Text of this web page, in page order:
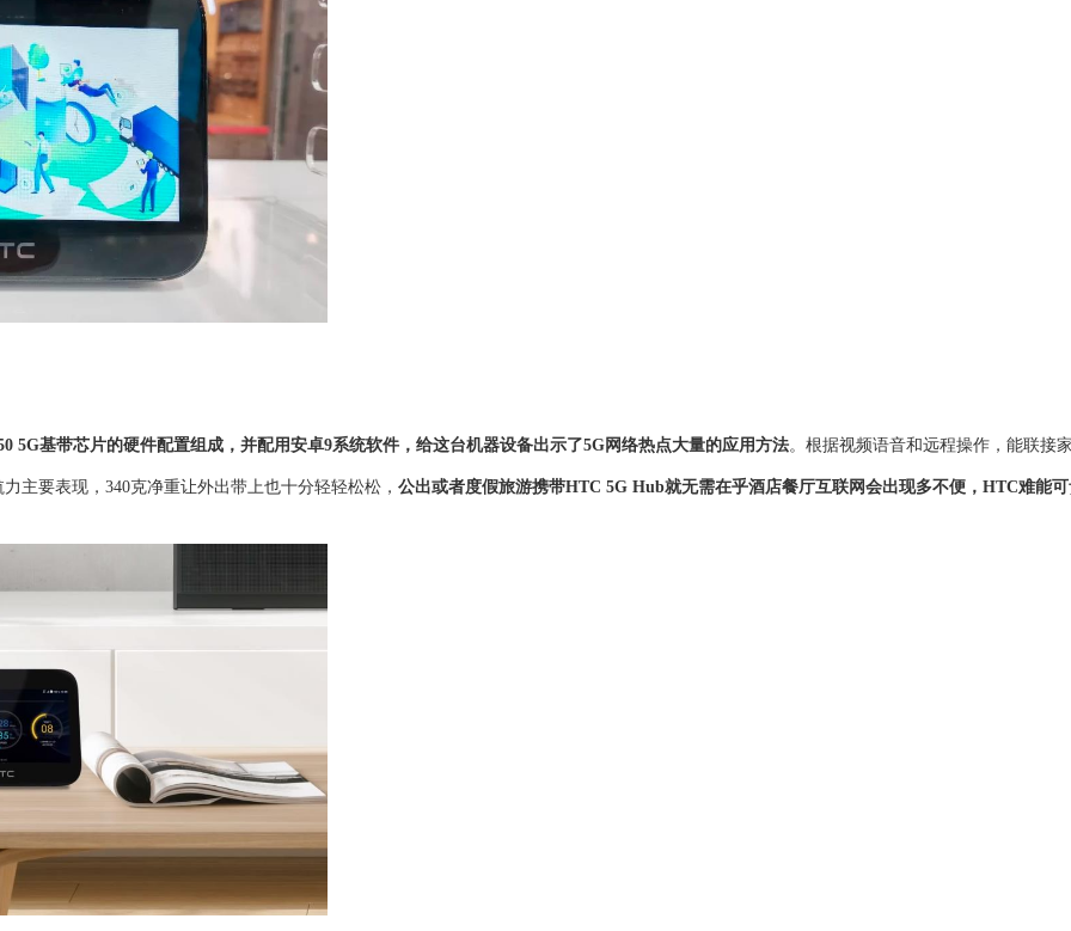
5G基带芯片的硬件配置组成，并配用安卓9系统软件，给这台机器设备出示了5G网络热点大量的应用方法。根据视频语音和远程操作，能联接
主要表现，340克净重让外出带上也十分轻轻松松， 公出或者度假旅游携带HTC 5G Hub就无需在乎酒店餐厅互联网会出现多不便，HTC难能